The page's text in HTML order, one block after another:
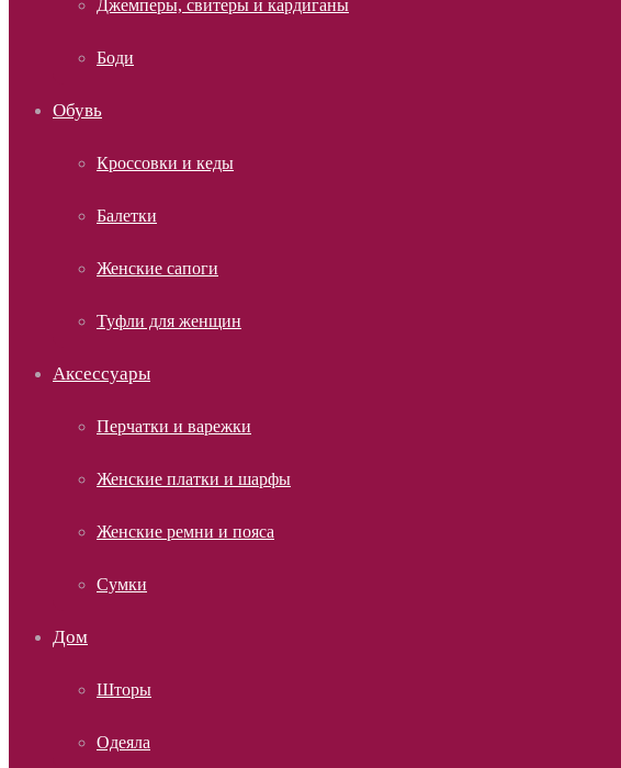
Джемперы, свитеры и кардиганы
Боди
Обувь
Кроссовки и кеды
Балетки
Женские сапоги
Туфли для женщин
Аксессуары
Перчатки и варежки
Женские платки и шарфы
Женские ремни и пояса
Сумки
Дом
Шторы
Одеяла